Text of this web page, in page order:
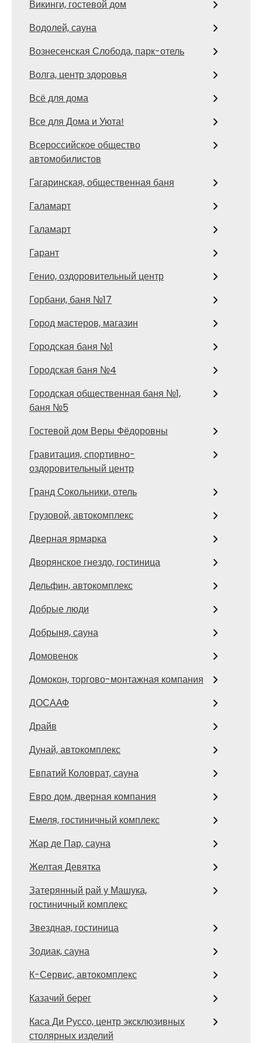
Викинги, гостевой дом
Водолей, сауна
Вознесенская Слобода, парк-отель
Волга, центр здоровья
Всё для дома
Все для Дома и Уюта!
Всероссийское общество
автомобилистов
Гагаринская, общественная баня
Галамарт
Галамарт
Гарант
Генио, оздоровительный центр
Горбани, баня №17
Город мастеров, магазин
Городская баня №1
Городская баня №4
Городская общественная баня №1,
баня №5
Гостевой дом Веры Фёдоровны
Гравитация, спортивно-
оздоровительный центр
Гранд Сокольники, отель
Грузовой, автокомплекс
Дверная ярмарка
Дворянское гнездо, гостиница
Дельфин, автокомплекс
Добрые люди
Добрыня, сауна
Домовенок
Домокон, торгово-монтажная компания
ДОСААФ
Драйв
Дунай, автокомплекс
Евпатий Коловрат, сауна
Евро дом, дверная компания
Емеля, гостиничный комплекс
Жар де Пар, сауна
Желтая Девятка
Затерянный рай у Машука,
гостиничный комплекс
Звездная, гостиница
Зодиак, сауна
К-Сервис, автокомплекс
Казачий берег
Каса Ди Руссо, центр эксклюзивных
столярных изделий